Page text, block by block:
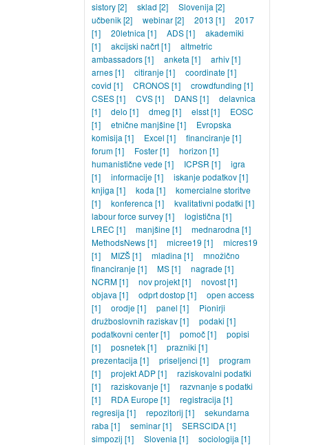
sistory[2] sklad [2] Slovenija [2]
učbenik[2] webinar[2] 2013 [1]
2017
[1]
20letnica [1] ADS[1]
akademiki
[1]
akcijski načrt[1]
altmetric
ambassadors[1] anketa [1] arhiv[1]
arnes[1] citiranje [1] coordinate [1]
covid [1] CRONOS[1] crowdfunding [1]
CSES[1] CVS[1] DANS[1]
delavnica
[1]
delo [1] dmeg [1] elsst[1]
EOSC
[1]
etnične manjšine [1]
Evropska
komisija [1] Excel [1] financiranje [1]
forum [1] Foster[1] horizon [1]
humanistične vede [1] ICPSR [1]
igra
[1]
informacije [1] iskanje podatkov[1]
knjiga [1] koda [1]
komercialne storitve
[1]
konferenca [1] kvalitativni podatki [1]
labour force survey[1] logistična [1]
LREC [1] manjšine [1] mednarodna [1]
MethodsNews[1] micree19 [1]
micres19
[1]
MIZŠ[1] mladina [1]
množično
financiranje [1] MS[1] nagrade [1]
NCRM [1] nov projekt[1] novost[1]
objava [1] odprt dostop[1]
open access
[1]
orodje [1] panel [1]
Pionirji
družboslovnih raziskav[1] podaki [1]
podatkovni center[1] pomoč[1]
popisi
[1]
posnetek[1] prazniki [1]
prezentacija [1] priseljenci [1]
program
[1]
projekt ADP[1]
raziskovalni podatki
[1]
raziskovanje [1]
razvnanje s podatki
[1]
RDA Europe [1] registracija [1]
regresija [1] repozitorij [1]
sekundarna
raba [1] seminar[1] SERSCIDA[1]
simpozij [1] Slovenia [1] sociologija [1]